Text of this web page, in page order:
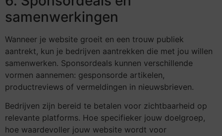
samenwerkingen
Wanneer je website groeit en een trouw publiek
aantrekt, kun je bedrijven aantrekken die met jou willen
samenwerken. Sponsordeals kunnen verschillende
vormen aannemen: gesponsorde artikelen,
productreviews of vermeldingen in nieuwsbrieven.
Bedrijven zijn bereid te betalen voor zichtbaarheid op
relevante platforms. Hoe specifieker jouw doelgroep,
hoe waardevoller jouw website wordt voor